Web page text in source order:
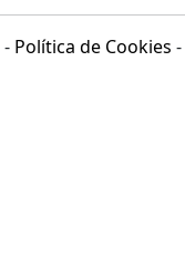
- Política de Cookies -